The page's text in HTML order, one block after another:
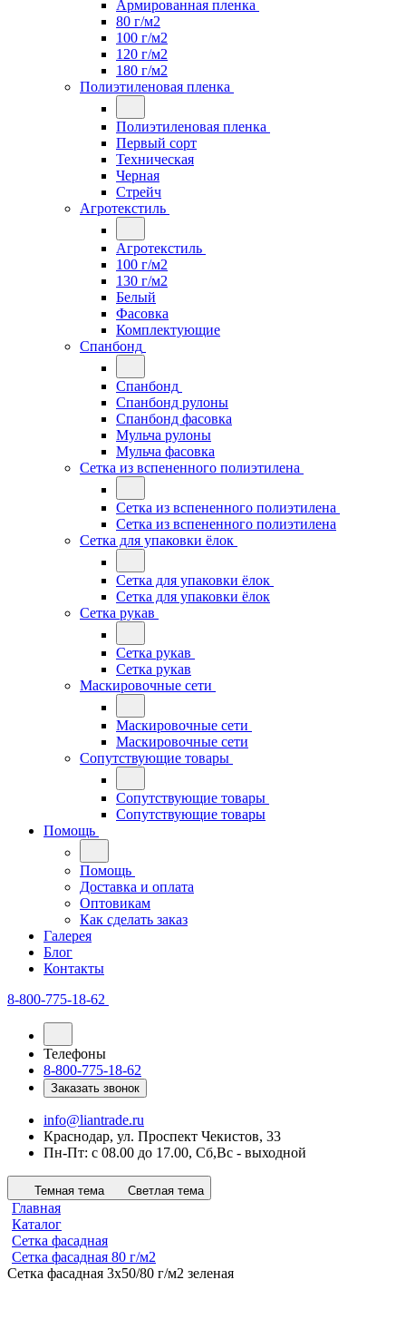
Армированная пленка
80 г/м2
100 г/м2
120 г/м2
180 г/м2
Полиэтиленовая пленка
Полиэтиленовая пленка
Первый сорт
Техническая
Черная
Стрейч
Агротекстиль
Агротекстиль
100 г/м2
130 г/м2
Белый
Фасовка
Комплектующие
Спанбонд
Спанбонд
Спанбонд рулоны
Спанбонд фасовка
Мульча рулоны
Мульча фасовка
Сетка из вспененного полиэтилена
Сетка из вспененного полиэтилена
Сетка из вспененного полиэтилена
Сетка для упаковки ёлок
Сетка для упаковки ёлок
Сетка для упаковки ёлок
Сетка рукав
Сетка рукав
Сетка рукав
Маскировочные сети
Маскировочные сети
Маскировочные сети
Сопутствующие товары
Сопутствующие товары
Сопутствующие товары
Помощь
Помощь
Доставка и оплата
Оптовикам
Как сделать заказ
Галерея
Блог
Контакты
8-800-775-18-62
Телефоны
8-800-775-18-62
Заказать звонок
info@liantrade.ru
Краснодар, ул. Проспект Чекистов, 33
Пн-Пт: c 08.00 до 17.00, Cб,Вс - выходной
Темная тема Светлая тема
Главная
Каталог
Сетка фасадная
Сетка фасадная 80 г/м2
Сетка фасадная 3х50/80 г/м2 зеленая